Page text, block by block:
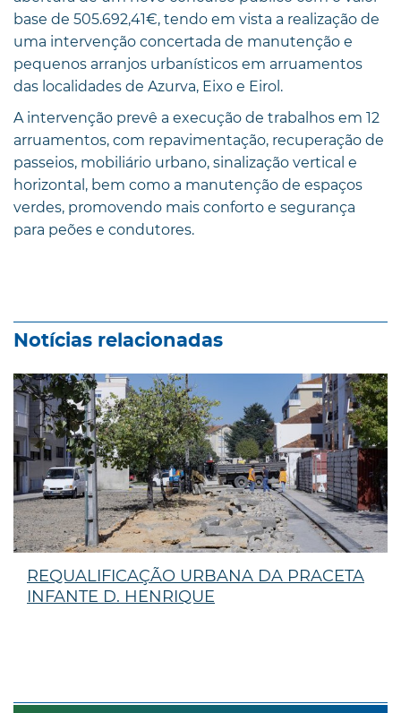
base de 505.692,41€, tendo em vista a realização de
uma intervenção concertada de manutenção e
pequenos arranjos urbanísticos em arruamentos
das localidades de Azurva, Eixo e Eirol.
A intervenção prevê a execução de trabalhos em 12
arruamentos, com repavimentação, recuperação de
passeios, mobiliário urbano, sinalização vertical e
horizontal, bem como a manutenção de espaços
verdes, promovendo mais conforto e segurança
para peões e condutores.
Notícias relacionadas
REQUALIFICAÇÃO URBANA DA PRACETA
INFANTE D. HENRIQUE